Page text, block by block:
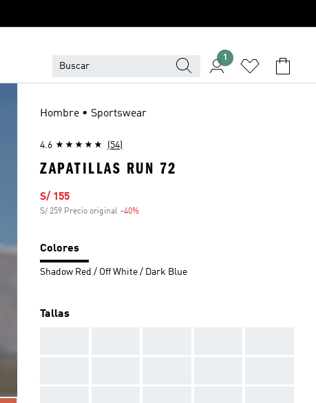
1
Hombre • Sportswear
4.6 (54)
ZAPATILLAS RUN 72
Precio de venta
S/ 155
S/ 259 Precio original -40%
Colores
Shadow Red / Off White / Dark Blue
Tallas